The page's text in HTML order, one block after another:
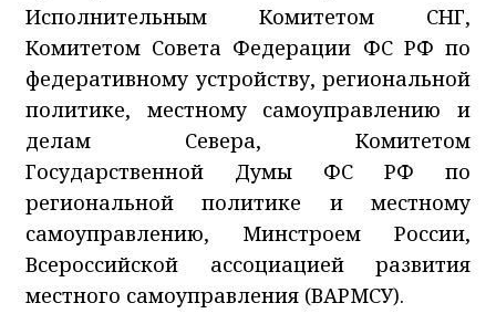
Исполнительным Комитетом СНГ,
Комитетом Совета Федерации ФС РФ по
федеративному устройству, региональной
политике, местному самоуправлению и
делам Севера, Комитетом
Государственной Думы ФС РФ по
региональной политике и местному
самоуправлению, Минстроем России,
Всероссийской ассоциацией развития
местного самоуправления (ВАРМСУ).